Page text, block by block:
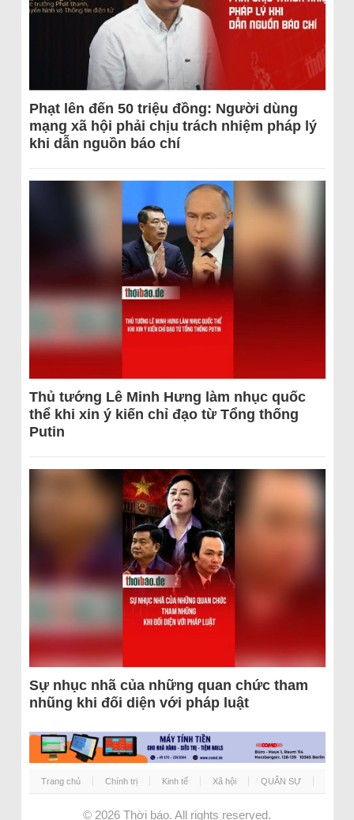
Phạt lên đến 50 triệu đồng: Người dùng
mạng xã hội phải chịu trách nhiệm pháp lý
khi dẫn nguồn báo chí
Thủ tướng Lê Minh Hưng làm nhục quốc
thể khi xin ý kiến chỉ đạo từ Tổng thống
Putin
Sự nhục nhã của những quan chức tham
nhũng khi đối diện với pháp luật
Trang chủ Chính trị Kinh tế Xã hội QUÂN SỰ
© 2026 Thời báo. All rights reserved.